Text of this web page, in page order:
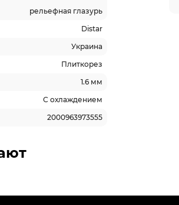
рельефная глазурь
Distar
Украина
Плиткорез
1.6 мм
С охлаждением
2000963973555